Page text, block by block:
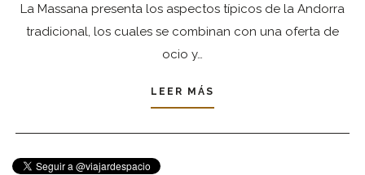
La Massana presenta los aspectos típicos de la Andorra
tradicional, los cuales se combinan con una oferta de
ocio y…
LEER MÁS